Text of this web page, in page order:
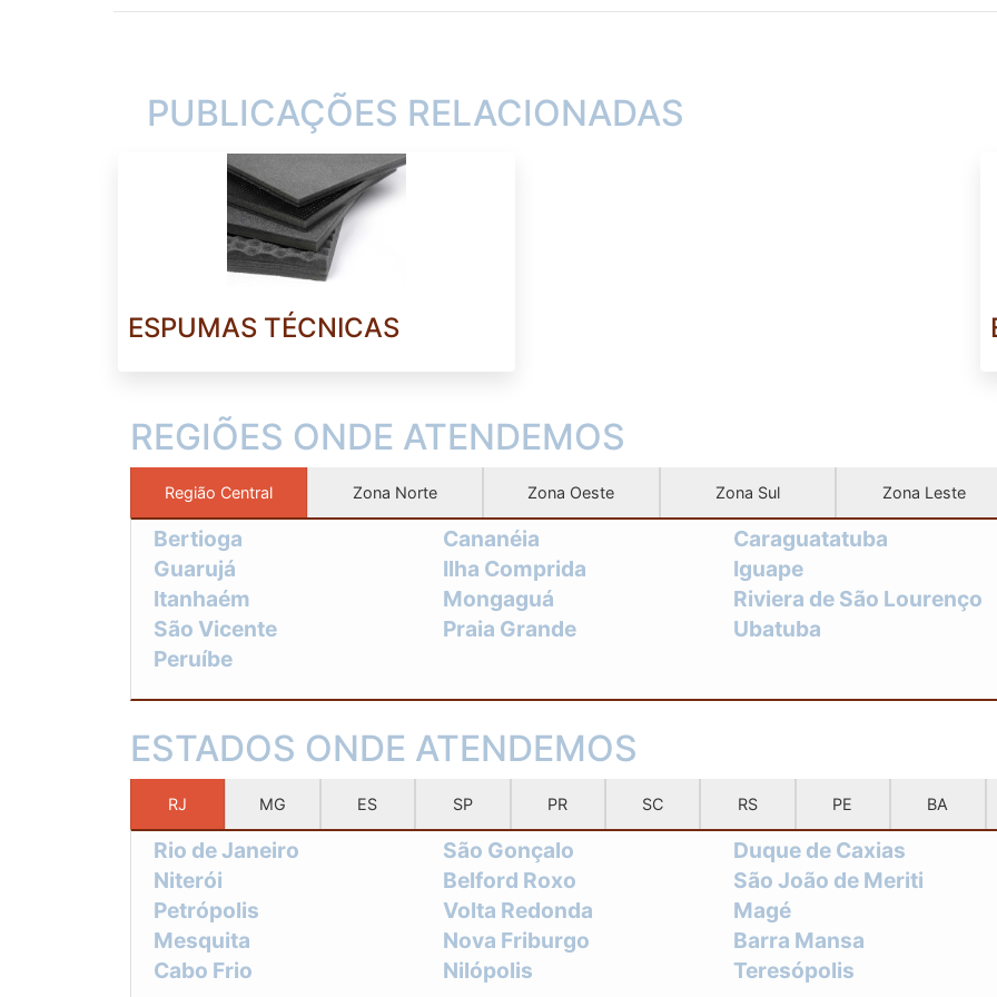
PUBLICAÇÕES RELACIONADAS
ESPUMAS TÉCNICAS
REGIÕES ONDE ATENDEMOS
Região Central Zona Norte Zona Oeste Zona Sul Zona Leste
Bertioga Cananéia Caraguatatuba
Guarujá
Ilha Comprida Iguape
Itanhaém
Mongaguá Riviera de São Lourenço
São Vicente
Praia Grande Ubatuba
Peruíbe
ESTADOS ONDE ATENDEMOS
RJ MG ES SP PR SC RS PE BA
Rio de Janeiro São Gonçalo Duque de Caxias
Niterói
Belford Roxo São João de Meriti
Petrópolis
Volta Redonda Magé
Mesquita
Nova Friburgo Barra Mansa
Cabo Frio
Nilópolis Teresópolis